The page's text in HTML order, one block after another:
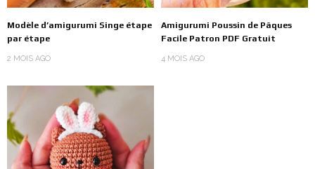
Modèle d’amigurumi Singe étape
par étape
2 MOIS AGO
Amigurumi Poussin de Pâques
Facile Patron PDF Gratuit
4 MOIS AGO